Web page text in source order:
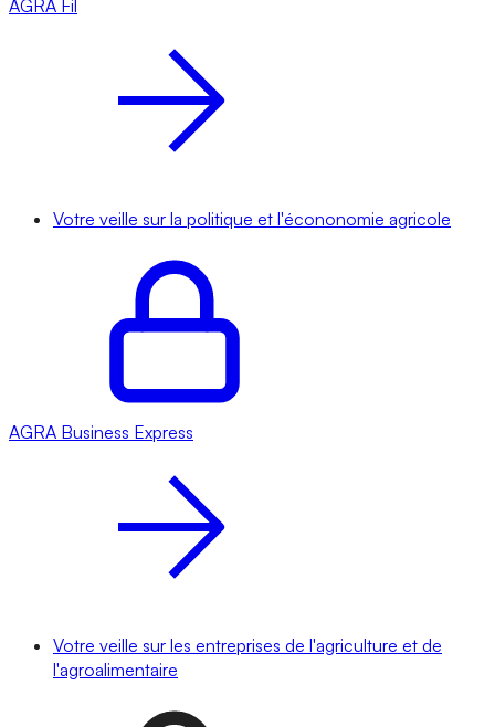
AGRA Fil
Votre veille sur la politique et l'écononomie agricole
AGRA Business Express
Votre veille sur les entreprises de l'agriculture et de
l'agroalimentaire